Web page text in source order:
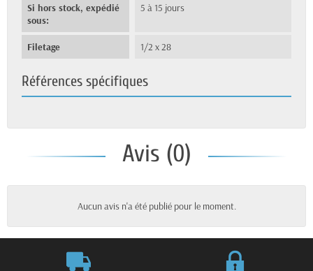
Si hors stock, expédié
sous:
5 à 15 jours
Filetage 1/2 x 28
Références spécifiques
Avis (0)
Aucun avis n'a été publié pour le moment.